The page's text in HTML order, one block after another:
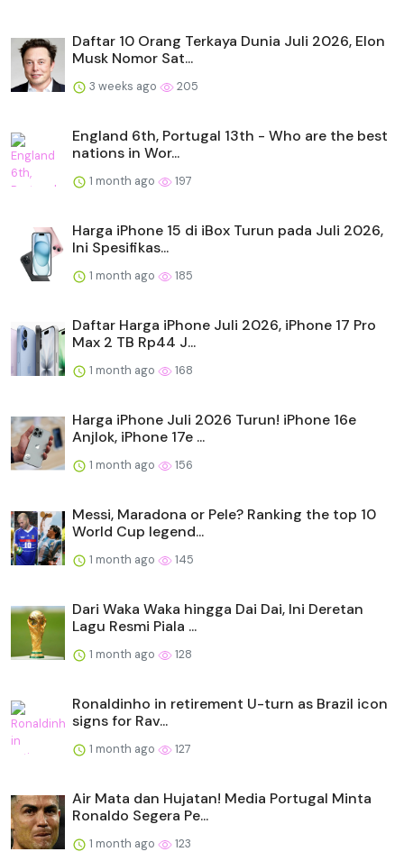
Daftar 10 Orang Terkaya Dunia Juli 2026, Elon
Musk Nomor Sat...
3 weeks ago 205
England 6th, Portugal 13th - Who are the best
nations in Wor...
1 month ago 197
Harga iPhone 15 di iBox Turun pada Juli 2026,
Ini Spesifikas...
1 month ago 185
Daftar Harga iPhone Juli 2026, iPhone 17 Pro
Max 2 TB Rp44 J...
1 month ago 168
Harga iPhone Juli 2026 Turun! iPhone 16e
Anjlok, iPhone 17e ...
1 month ago 156
Messi, Maradona or Pele? Ranking the top 10
World Cup legend...
1 month ago 145
Dari Waka Waka hingga Dai Dai, Ini Deretan
Lagu Resmi Piala ...
1 month ago 128
Ronaldinho in retirement U-turn as Brazil icon
signs for Rav...
1 month ago 127
Air Mata dan Hujatan! Media Portugal Minta
Ronaldo Segera Pe...
1 month ago 123